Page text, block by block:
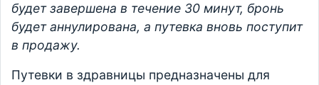
будет завершена в течение 30 минут, бронь
будет аннулирована, а путевка вновь поступит
в продажу.
Путевки в здравницы предназначены для